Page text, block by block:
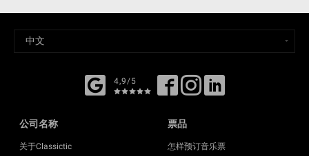
4,9/5
公司名称
关于Classictic
票品
怎样预订音乐票